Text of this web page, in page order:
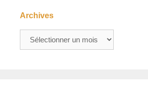
Archives
Archives